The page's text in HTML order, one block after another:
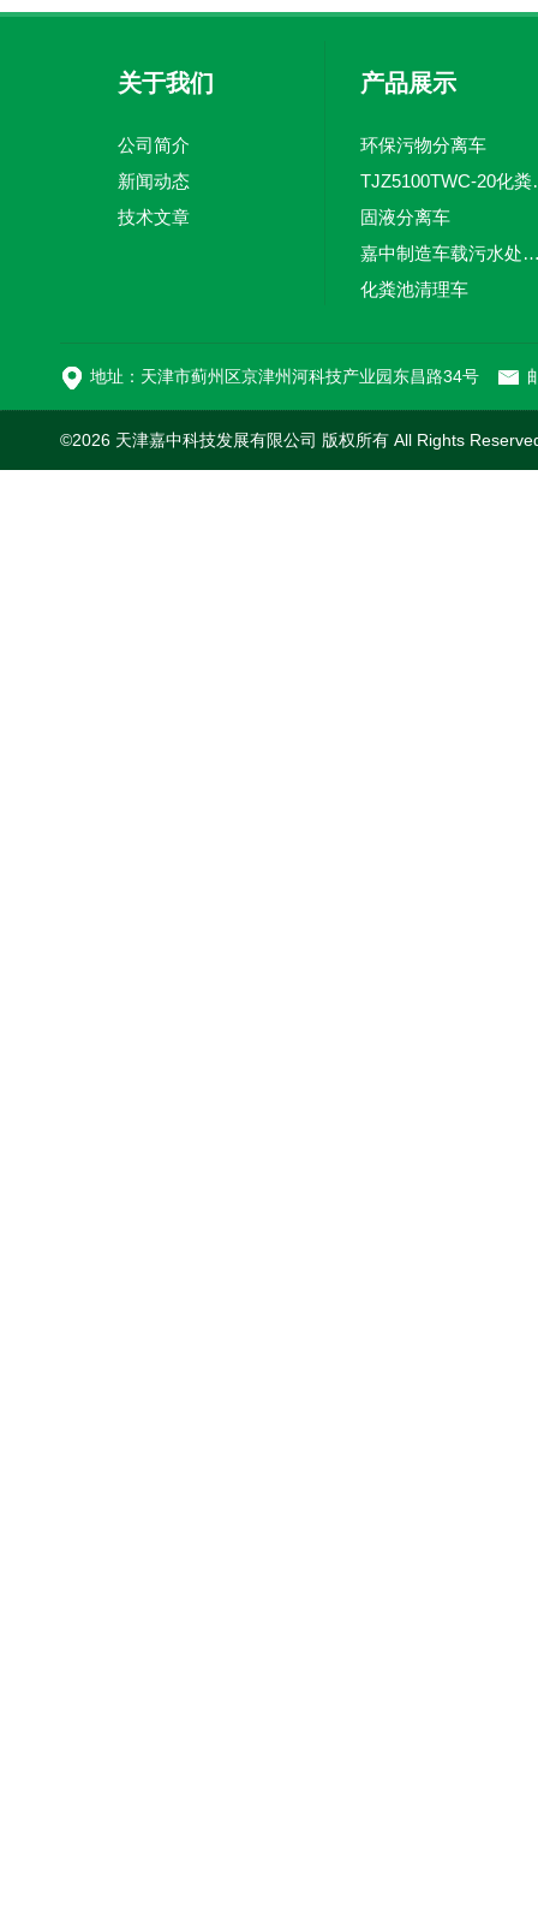
关于我们
公司简介
新闻动态
技术文章
产品展示
环保污物分离车
固液分离车
嘉中制造车载污水处理设备-环
化粪池清理车
地址：天津市蓟州区京津州河科技产业园东昌路34号
©2026 天津嘉中科技发展有限公司 版权所有 All Rights